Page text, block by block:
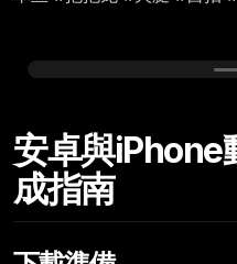
安卓與iPhone
成指南